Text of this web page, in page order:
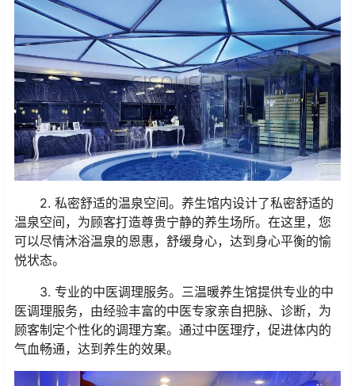
2. 私密舒适的温泉空间。养生馆内设计了私密舒适的
温泉空间，为顾客打造尊贵宁静的养生场所。在这里，您
可以尽情沐浴温泉的恩惠，舒缓身心，达到身心平衡的愉
悦状态。
3. 专业的中医调理服务。三温暖养生馆提供专业的中
医调理服务，由经验丰富的中医专家亲自把脉、诊断，为
顾客制定个性化的调理方案。通过中医理疗，促进体内的
气血畅通，达到养生的效果。